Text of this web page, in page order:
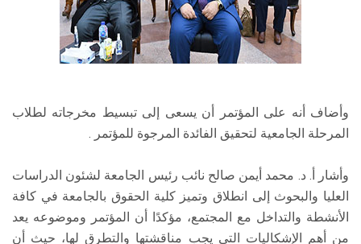
وأضاف أنه على المؤتمر أن يسعى إلى تبسيط مخرجاته لطلاب
المرحلة الجامعية لتحقيق الفائدة المرجوة للمؤتمر .
وأشار أ. د. محمد أيمن صالح نائب رئيس الجامعة لشئون الدراسات
العليا والبحوث إلى انطلاق وتميز كلية الحقوق بالجامعة في كافة
الأنشطة والتداخل مع المجتمع، مؤكدًا أن المؤتمر وموضوعه يعد
من أهم الإشكاليات التي يجب مناقشتها والتطرق لها، حيث أن